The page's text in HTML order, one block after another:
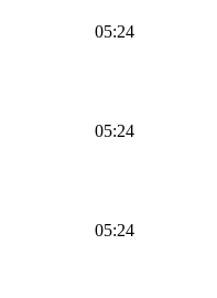
05:24
05:24
05:24